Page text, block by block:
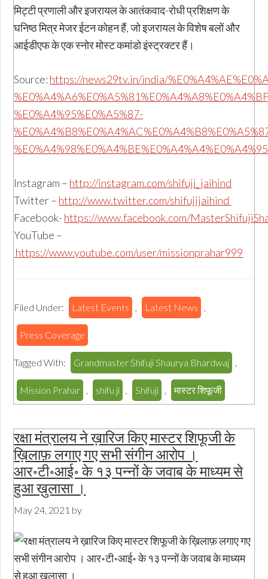
मिट्टी प्रणाली और इजरायल के आतंकवाद-रोधी प्रशिक्षण के
घनिष्ठ मित्र मेजर ईटन कोहन हैं, जो इजरायल के विशेष बलों और
आईडीएफ के एक स्नोर मोस्ट कमांडो इंस्ट्रक्टर हैं।
Source: https://news29tv.in/india/
%E0%A4%95%E0%A5%87-
Instagram – http://instagram.com/shifuji_jaihind
Twitter – http://www.twitter.com/shifujijaihind
Facebook- https://www.facebook.com/
YouTube –
https://www.youtube.com/user/missionprahar999
Filed Under: Latest Events Latest News
Press Coverage
Tagged With: Grandmaster Shifuji Shaurya Bhardwaj
Mission Prahar shifu ji Shifuji मास्टर शिफूजी
रक्षा मंत्रालय ने ख़ारिज किए मास्टर शिफूजी के
ख़िलाफ़ लगाए गए सभी संगीन आरोप ।
आर॰टी॰आई॰ के १३ पन्नों के जवाब के माध्यम से
हुआ ख़ुलासा ।
May 24, 2021 by